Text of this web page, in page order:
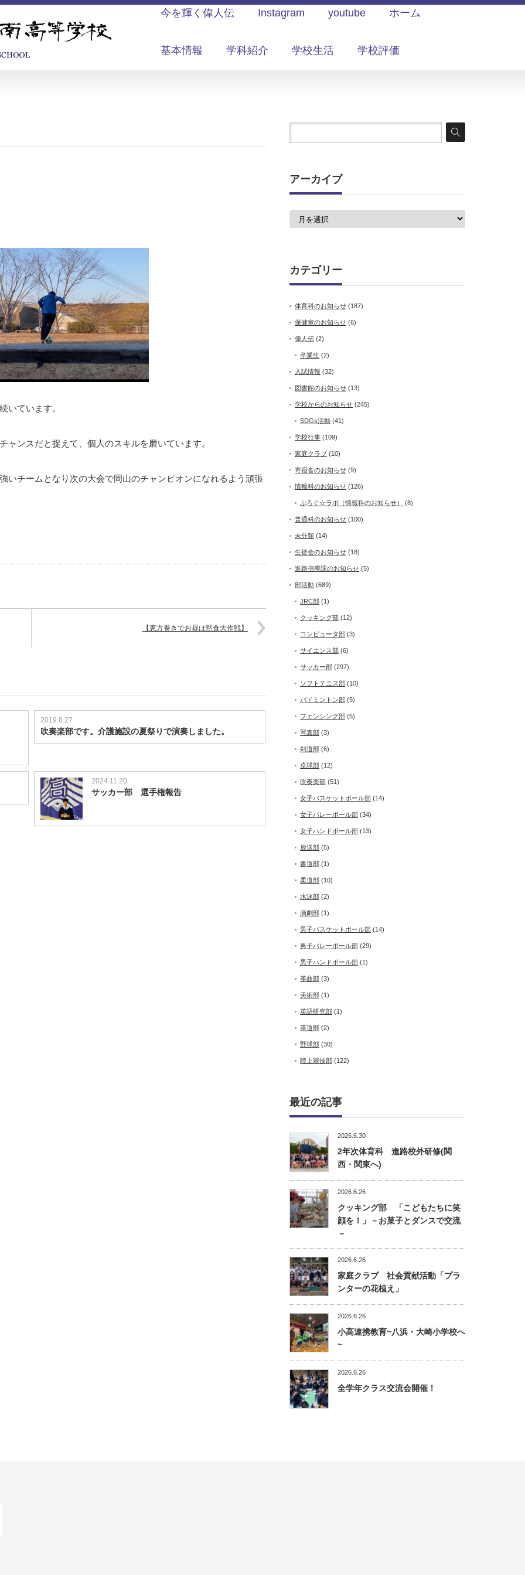
今を輝く偉人伝 Instagram youtube ホーム
基本情報 学科紹介 学校生活 学校評価
いています。
ンスだと捉えて、個人のスキルを磨いています。
いチームとなり次の大会で岡山のチャンピオンになれるよう頑張
【恵方巻きでお昼は黙食大作戦】
2019.8.27
吹奏楽部です。介護施設の夏祭りで演奏しました。
2024.11.20
サッカー部 選手権報告
アーカイブ
ア
カテゴリー
体育科のお知らせ (187)
保健室のお知らせ (6)
偉人伝 (2)
卒業生 (2)
入試情報 (32)
図書館のお知らせ (13)
学校からのお知らせ (245)
SDGs活動 (41)
学校行事 (109)
家庭クラブ (10)
寄宿舎のお知らせ (9)
情報科のお知らせ (126)
ぷろぐ☆ラボ（情報科のお知らせ） (8)
普通科のお知らせ (100)
未分類 (14)
生徒会のお知らせ (18)
進路指導課のお知らせ (5)
部活動 (689)
JRC部 (1)
クッキング部 (12)
コンピュータ部 (3)
サイエンス部 (6)
サッカー部 (297)
ソフトテニス部 (10)
バドミントン部 (5)
フェンシング部 (5)
写真部 (3)
剣道部 (6)
卓球部 (12)
吹奏楽部 (51)
女子バスケットボール部 (14)
女子バレーボール部 (34)
女子ハンドボール部 (13)
放送部 (5)
書道部 (1)
柔道部 (10)
水泳部 (2)
演劇部 (1)
男子バスケットボール部 (14)
男子バレーボール部 (29)
男子ハンドボール部 (1)
筝曲部 (3)
美術部 (1)
英語研究部 (1)
茶道部 (2)
野球部 (30)
陸上競技部 (122)
最近の記事
2026.6.30
2年次体育科 進路校外研修(関
西・関東へ)
2026.6.26
クッキング部 「こどもたちに笑
顔を！」－お菓子とダンスで交流
－
2026.6.26
家庭クラブ 社会貢献活動「プラ
ンターの花植え」
2026.6.26
小高連携教育~八浜・大崎小学校へ
~
2026.6.26
全学年クラス交流会開催！